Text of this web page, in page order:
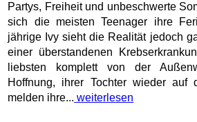
Partys, Freiheit und unbeschwerte
sich die meisten Teenager ihre
jährige Ivy sieht die Realität jedoch
einer überstandenen
liebsten komplett von der
Hoffnung, ihrer Tochter wieder auf
melden ihre... weiterlesen